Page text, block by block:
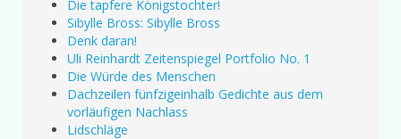
Die tapfere Königstochter!
Sibylle Bross: Sibylle Bross
Denk daran!
Uli Reinhardt Zeitenspiegel Portfolio No. 1
Die Würde des Menschen
Dachzeilen fünfzigeinhalb Gedichte aus dem
vorläufigen Nachlass
Lidschläge